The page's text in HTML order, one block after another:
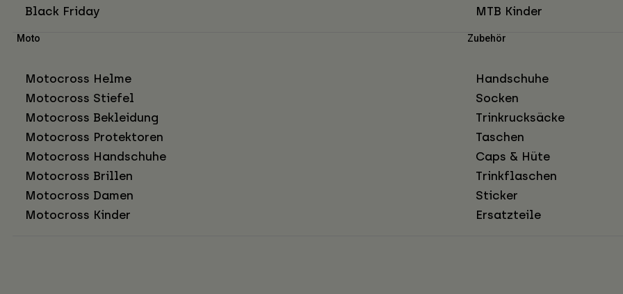
Black Friday
MTB Kinder
Moto
Motocross Helme
Motocross Stiefel
Motocross Bekleidung
Motocross Protektoren
Motocross Handschuhe
Motocross Brillen
Motocross Damen
Motocross Kinder
Zubehör
Handschuhe
Socken
Trinkrucksäcke
Taschen
Caps & Hüte
Trinkflaschen
Sticker
Ersatzteile